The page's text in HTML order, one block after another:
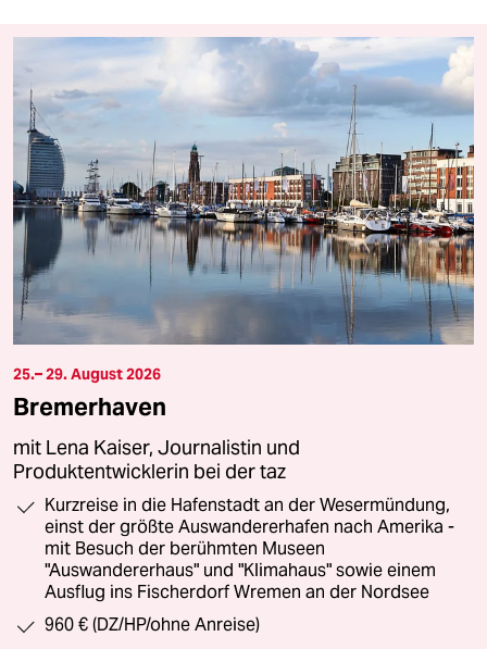
25.– 29. August 2026
Bremerhaven
mit Lena Kaiser, Journalistin und
Produktentwicklerin bei der taz
Kurzreise in die Hafenstadt an der Wesermündung,
einst der größte Auswandererhafen nach Amerika -
mit Besuch der berühmten Museen
"Auswandererhaus" und "Klimahaus" sowie einem
Ausflug ins Fischerdorf Wremen an der Nordsee
960 € (DZ/HP/ohne Anreise)